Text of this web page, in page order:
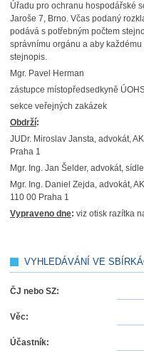
Úřadu pro ochranu hospodářské
Jaroše 7, Brno. Včas podaný
podává s potřebným počtem
správnímu orgánu a aby
stejnopis.
Mgr. Pavel Herman
zástupce místopředsedkyně
sekce veřejných zakázek
Obdrží:
JUDr. Miroslav Jansta, advokát,
Praha 1
Mgr. Ing. Jan Šelder, advokát,
Mgr. Ing. Daniel Zejda, advokát,
110 00 Praha 1
Vypraveno dne: viz otisk razítka
VYHLEDÁVÁNÍ VE
ČJ nebo SZ:
Věc:
Účastník: